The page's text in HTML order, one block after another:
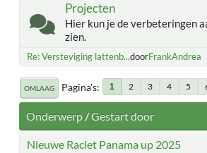
Projecten
Hier kun je de verbeteringen
zien.
Re: Versteviging lattenb...doorFrankAndrea
OMLAAG Pagina's 1 2 3 4 5
Onderwerp/Gestart door
Nieuwe Raclet Panama up 2025